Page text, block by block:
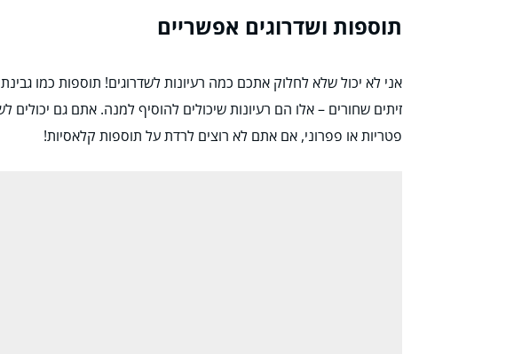
תוספות ושדרוגים אפשריים
אני לא יכול שלא לחלוק אתכם כמה רעיונות לשדרוגים! תוספות כמו גבינת
זיתים שחורים – אלו הם רעיונות שיכולים להוסיף למנה. אתם גם יכולים
פטריות או פפרוני, אם אתם לא רוצים לרדת על תוספות קלאסיות!